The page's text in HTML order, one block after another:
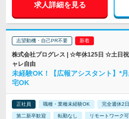
求人詳細を見る
志望動機・自己PR不要
株式会社プログレス | ☆年休125日 ☆土日
ャレ自由
未経験OK！【広報アシスタント】*
宅OK
正社員 職種・業種未経験OK 完全週休2
第二新卒歓迎 転勤なし リモートワーク可